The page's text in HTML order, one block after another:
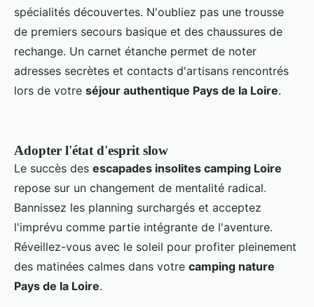
spécialités découvertes. N'oubliez pas une trousse
de premiers secours basique et des chaussures de
rechange. Un carnet étanche permet de noter
adresses secrètes et contacts d'artisans rencontrés
lors de votre séjour authentique Pays de la Loire.
Adopter l'état d'esprit slow
Le succès des escapades insolites camping Loire
repose sur un changement de mentalité radical.
Bannissez les planning surchargés et acceptez
l'imprévu comme partie intégrante de l'aventure.
Réveillez-vous avec le soleil pour profiter pleinement
des matinées calmes dans votre camping nature
Pays de la Loire.